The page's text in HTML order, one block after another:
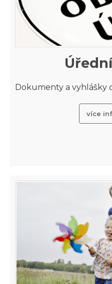
Dokumenty a vyhlášky
více